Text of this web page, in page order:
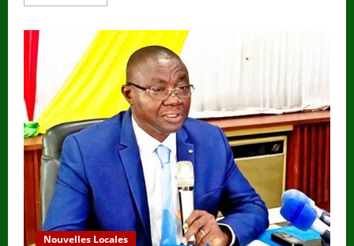
/
Élections
locales
:
le
gouvernement
abaisse
la
caution
électorale
pour
favoriser
participation
inclusive.
Nouvelles Locales